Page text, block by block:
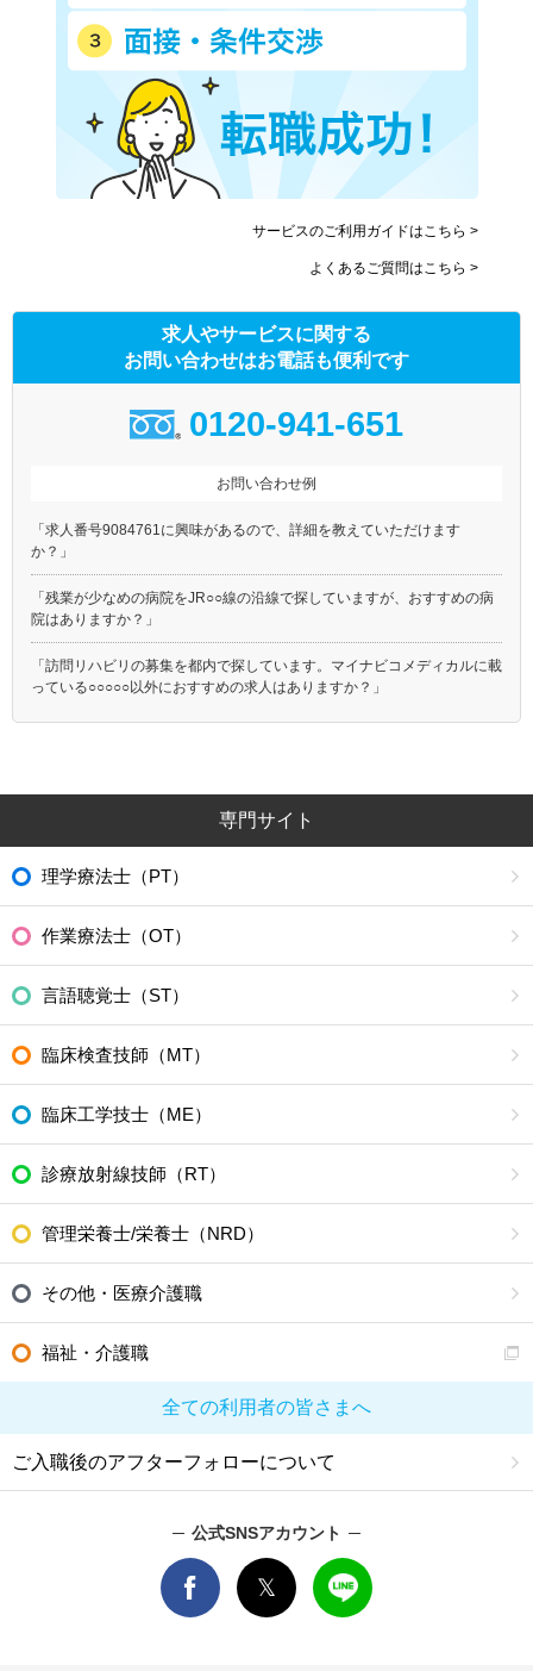
サービスのご利用ガイドはこちら >
よくあるご質問はこちら >
求人やサービスに関する
お問い合わせはお電話も便利です
0120-941-651
お問い合わせ例
「求人番号9084761に興味があるので、詳細を教えていただけます
か？」
「残業が少なめの病院をJR○○線の沿線で探していますが、おすすめの病
院はありますか？」
「訪問リハビリの募集を都内で探しています。マイナビコメディカルに載
っている○○○○○以外におすすめの求人はありますか？」
専門サイト
理学療法士（PT）
作業療法士（OT）
言語聴覚士（ST）
臨床検査技師（MT）
臨床工学技士（ME）
診療放射線技師（RT）
管理栄養士/栄養士（NRD）
その他・医療介護職
福祉・介護職
全ての利用者の皆さまへ
ご入職後のアフターフォローについて
公式SNSアカウント